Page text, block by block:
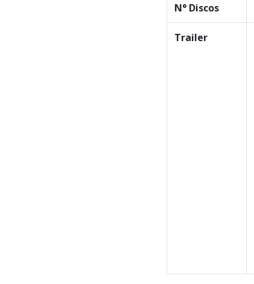
N° Discos
Trailer